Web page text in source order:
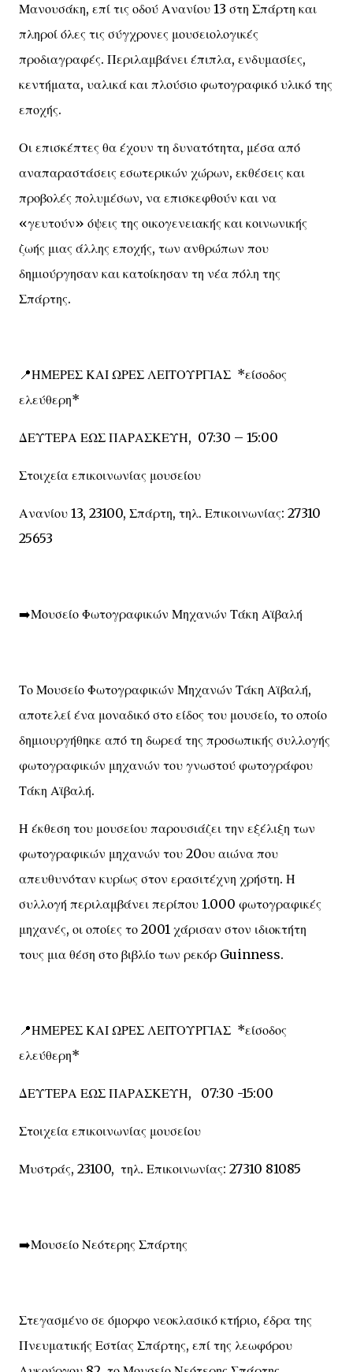
Μανουσάκη, επί τις οδού Ανανίου 13 στη Σπάρτη και
πληροί όλες τις σύγχρονες μουσειολογικές
προδιαγραφές. Περιλαμβάνει έπιπλα, ενδυμασίες,
κεντήματα, υαλικά και πλούσιο φωτογραφικό υλικό της
εποχής.
Οι επισκέπτες θα έχουν τη δυνατότητα, μέσα από
αναπαραστάσεις εσωτερικών χώρων, εκθέσεις και
προβολές πολυμέσων, να επισκεφθούν και να
«γευτούν» όψεις της οικογενειακής και κοινωνικής
ζωής μιας άλλης εποχής, των ανθρώπων που
δημιούργησαν και κατοίκησαν τη νέα πόλη της
Σπάρτης.
📍ΗΜΕΡΕΣ ΚΑΙ ΩΡΕΣ ΛΕΙΤΟΥΡΓΙΑΣ *είσοδος
ελεύθερη*
ΔΕΥΤΕΡΑ ΕΩΣ ΠΑΡΑΣΚΕΥΗ, 07:30 – 15:00
Στοιχεία επικοινωνίας μουσείου
Ανανίου 13, 23100, Σπάρτη, τηλ. Επικοινωνίας: 27310
25653
➡️Μουσείο Φωτογραφικών Μηχανών Τάκη Αϊβαλή
Το Μουσείο Φωτογραφικών Μηχανών Τάκη Αϊβαλή,
αποτελεί ένα μοναδικό στο είδος του μουσείο, το οποίο
δημιουργήθηκε από τη δωρεά της προσωπικής συλλογής
φωτογραφικών μηχανών του γνωστού φωτογράφου
Τάκη Αϊβαλή.
Η έκθεση του μουσείου παρουσιάζει την εξέλιξη των
φωτογραφικών μηχανών του 20ου αιώνα που
απευθυνόταν κυρίως στον ερασιτέχνη χρήστη. Η
συλλογή περιλαμβάνει περίπου 1.000 φωτογραφικές
μηχανές, οι οποίες το 2001 χάρισαν στον ιδιοκτήτη
τους μια θέση στο βιβλίο των ρεκόρ Guinness.
📍ΗΜΕΡΕΣ ΚΑΙ ΩΡΕΣ ΛΕΙΤΟΥΡΓΙΑΣ *είσοδος
ελεύθερη*
ΔΕΥΤΕΡΑ ΕΩΣ ΠΑΡΑΣΚΕΥΗ, 07:30 -15:00
Στοιχεία επικοινωνίας μουσείου
Μυστράς, 23100, τηλ. Επικοινωνίας: 27310 81085
➡️Μουσείο Νεότερης Σπάρτης
Στεγασμένο σε όμορφο νεοκλασικό κτήριο, έδρα της
Πνευματικής Εστίας Σπάρτης, επί της λεωφόρου